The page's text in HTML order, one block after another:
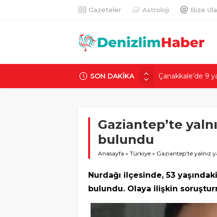
Gazeteler Astroloji Bize
SON DAKİKA
18 yaşındaki
Ekmek indirirken
‘Üstümden
ilgili 2 tutuklama
Gaziantep’te
bulundu
Anasayfa » Türkiye » Gaziantep’te yalnız
Nurdağı ilçesinde, 53
bulundu. Olaya ilişkin